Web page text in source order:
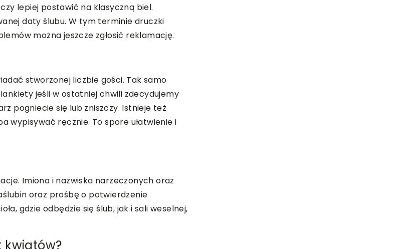
lepiej postawić na klasyczną biel.
daty ślubu. W tym terminie druczki
można jeszcze zgłosić reklamację.
stworzonej liczbie gości. Tak samo
jeśli w ostatniej chwili zdecydujemy
pogniecie się lub zniszczy. Istnieje też
wypisywać ręcznie. To spore ułatwienie i
Imiona i nazwiska narzeczonych oraz
oraz prośbę o potwierdzenie
gdzie odbędzie się ślub, jak i sali weselnej,
kwiatów?